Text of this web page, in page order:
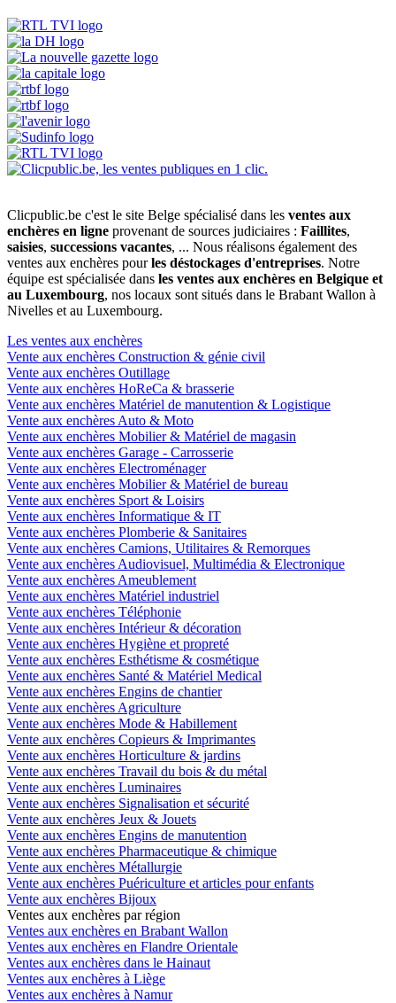
Clicpublic.be c'est le site Belge spécialisé dans les ventes aux
enchères en ligne provenant de sources judiciaires : Faillites,
saisies, successions vacantes, ... Nous réalisons également des
ventes aux enchères pourles déstockages d'entreprises. Notre
équipe est spécialisée dans les ventes aux enchères en Belgique et
au Luxembourg, nos locaux sont situés dans le Brabant Wallon à
Nivelles et au Luxembourg.
Les ventes aux enchères
Vente aux enchères Construction & génie civil
Vente aux enchères Outillage
Vente aux enchères HoReCa & brasserie
Vente aux enchères Matériel de manutention & Logistique
Vente aux enchères Auto & Moto
Vente aux enchères Mobilier & Matériel de magasin
Vente aux enchères Garage - Carrosserie
Vente aux enchères Electroménager
Vente aux enchères Mobilier & Matériel de bureau
Vente aux enchères Sport & Loisirs
Vente aux enchères Informatique & IT
Vente aux enchères Plomberie & Sanitaires
Vente aux enchères Camions, Utilitaires & Remorques
Vente aux enchères Audiovisuel, Multimédia & Electronique
Vente aux enchères Ameublement
Vente aux enchères Matériel industriel
Vente aux enchères Téléphonie
Vente aux enchères Intérieur & décoration
Vente aux enchères Hygiène et propreté
Vente aux enchères Esthétisme & cosmétique
Vente aux enchères Santé & Matériel Medical
Vente aux enchères Engins de chantier
Vente aux enchères Agriculture
Vente aux enchères Mode & Habillement
Vente aux enchères Copieurs & Imprimantes
Vente aux enchères Horticulture & jardins
Vente aux enchères Travail du bois & du métal
Vente aux enchères Luminaires
Vente aux enchères Signalisation et sécurité
Vente aux enchères Jeux & Jouets
Vente aux enchères Engins de manutention
Vente aux enchères Pharmaceutique & chimique
Vente aux enchères Métallurgie
Vente aux enchères Puériculture et articles pour enfants
Vente aux enchères Bijoux
Ventes aux enchères par région
Ventes aux enchères en Brabant Wallon
Ventes aux enchères en Flandre Orientale
Ventes aux enchères dans le Hainaut
Ventes aux enchères à Liège
Ventes aux enchères à Namur